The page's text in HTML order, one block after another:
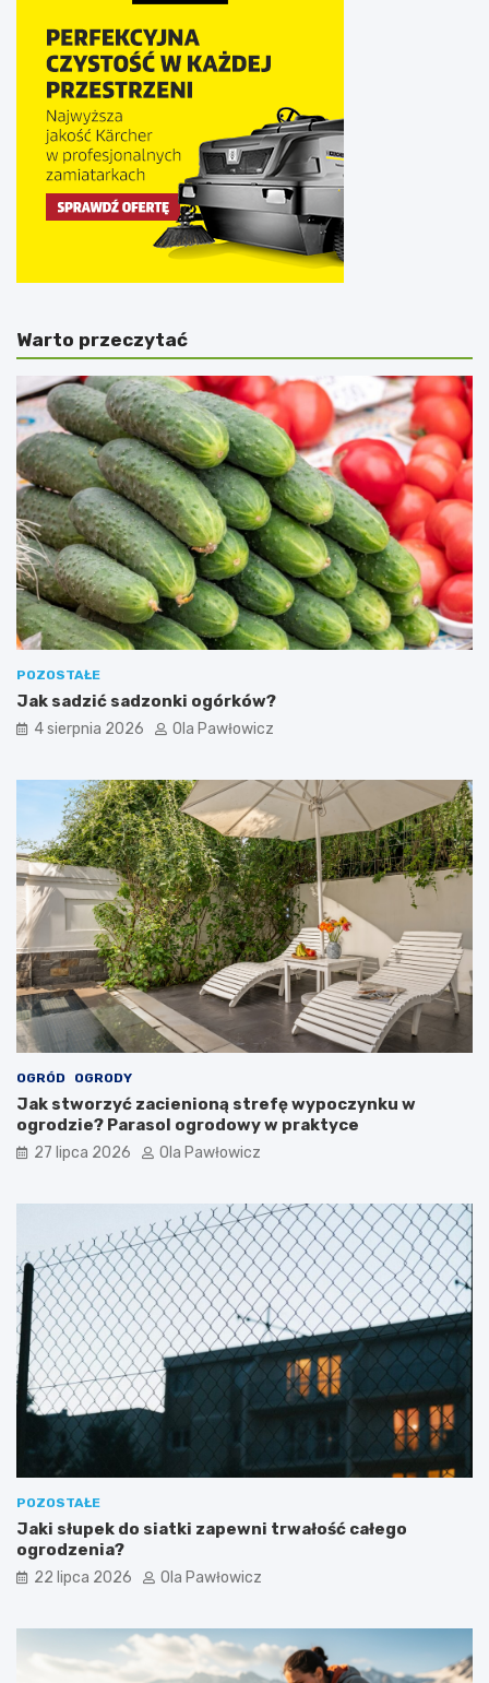
Warto przeczytać
POZOSTAŁE
Jak sadzić sadzonki ogórków?
4 sierpnia 2026 Ola Pawłowicz
OGRÓD OGRODY
Jak stworzyć zacienioną strefę wypoczynku w
ogrodzie? Parasol ogrodowy w praktyce
27 lipca 2026 Ola Pawłowicz
POZOSTAŁE
Jaki słupek do siatki zapewni trwałość całego
ogrodzenia?
22 lipca 2026 Ola Pawłowicz